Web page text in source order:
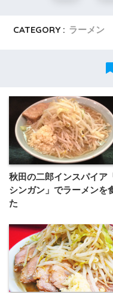
CATEGORY : ラーメン
秋田の二郎インスパイア
シンガン」でラーメンを
た